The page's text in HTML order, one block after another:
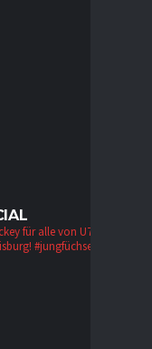
für alle von U7 bis zur
#jungfüchse #evd